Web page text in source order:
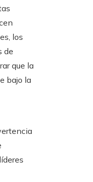
los
de
que la
bajo la